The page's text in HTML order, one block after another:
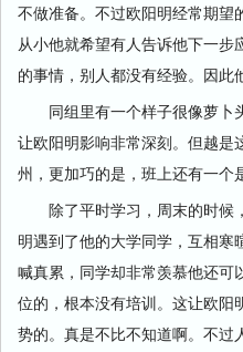
不做准备。不过欧阳明经常期望
从小他就希望有人告诉他下一
的事情，别人都没有经验。因此
同组里有一个样子很像萝卜
让欧阳明影响非常深刻。但越是
州，更加巧的是，班上还有一个
除了平时学习，周末的时候
明遇到了他的大学同学，互相
喊真累，同学却非常羡慕他还可
位的，根本没有培训。这让欧阳
势的。真是不比不知道啊。不过